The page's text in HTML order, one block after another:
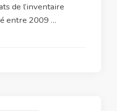
de l’inventaire
entre 2009 …